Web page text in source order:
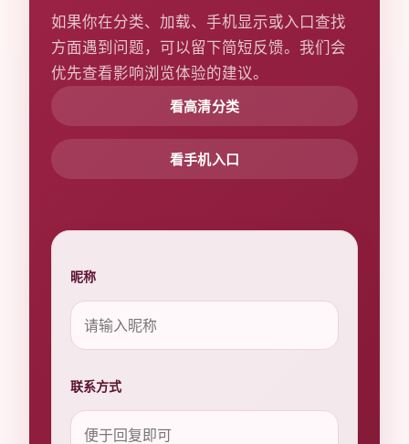
如果你在分类、加载、手机显示或入口查找
方面遇到问题，可以留下简短反馈。我们会
优先查看影响浏览体验的建议。
看高清分类
看手机入口
昵称
联系方式